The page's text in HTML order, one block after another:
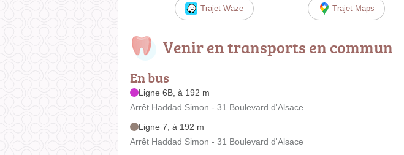
Trajet Waze Trajet Maps
Venir en transports en commun
En bus
Ligne 6B, à 192 m
Arrêt Haddad Simon - 31 Boulevard d'Alsace
Ligne 7, à 192 m
Arrêt Haddad Simon - 31 Boulevard d'Alsace